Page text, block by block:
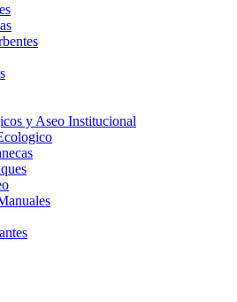
y Aseo Institucional